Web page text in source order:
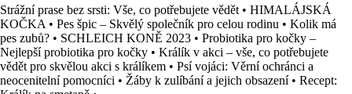
Strážní prase bez srsti: Vše, co potřebujete vědět • HIMALÁJSKÁ
KOČKA • Pes špic – Skvělý společník pro celou rodinu • Kolik má
pes zubů? • SCHLEICH KONĚ 2023 • Probiotika pro kočky –
Nejlepší probiotika pro kočky • Králík v akci – vše, co potřebujete
vědět pro skvělou akci s králíkem • Psí vojáci: Věrní ochránci a
neocenitelní pomocníci • Žáby k zulíbání a jejich obsazení• Recept: